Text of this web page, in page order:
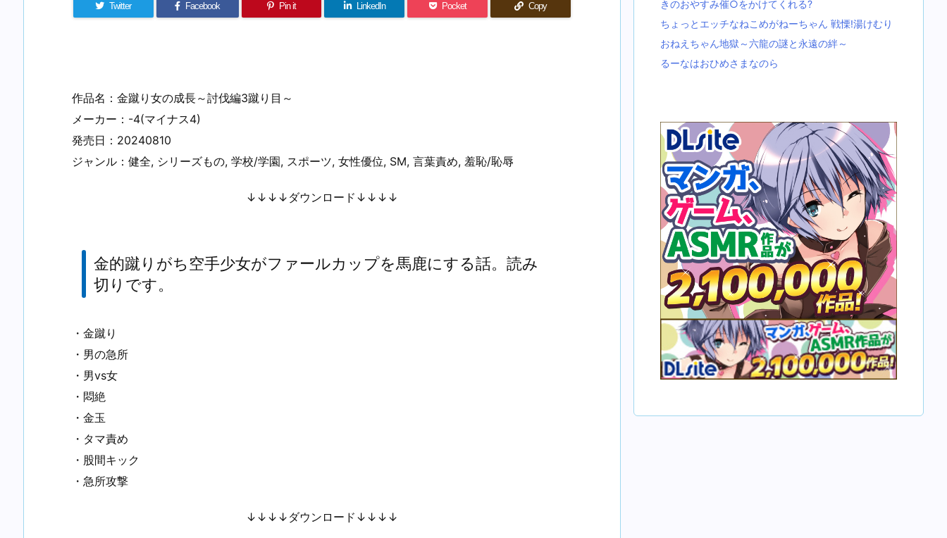
Twitter Facebook Pin it LinkedIn Pocket Copy
作品名：金蹴り女の成長～討伐編3蹴り目～
メーカー：-4(マイナス4)
発売日：20240810
ジャンル：健全, シリーズもの, 学校/学園, スポーツ, 女性優位, SM, 言葉責め, 羞恥/恥辱
↓↓↓↓ダウンロード↓↓↓↓
金的蹴りがち空手少女がファールカップを馬鹿にする話。読み
切りです。
・金蹴り
・男の急所
・男vs女
・悶絶
・金玉
・タマ責め
・股間キック
・急所攻撃
↓↓↓↓ダウンロード↓↓↓↓
きのおやすみ催○をかけてくれる?
ちょっとエッチなねこめがねーちゃん 戦慄!湯けむり
おねえちゃん地獄～六龍の謎と永遠の絆～
るーなはおひめさまなのら